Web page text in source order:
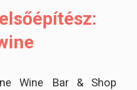
Wine Bar & Shop